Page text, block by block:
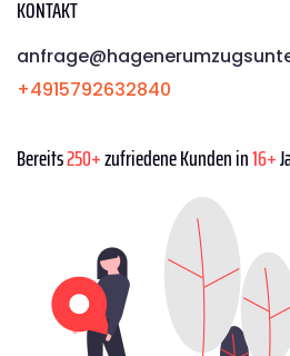
KONTAKT
+4915792632840
Bereits250+zufriedene Kunden in16+